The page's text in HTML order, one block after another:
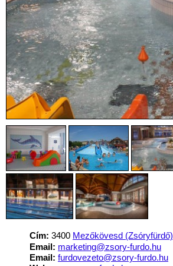
Cím: 3400 Mezőkövesd (Zsóryfürdő)
Email: marketing@zsory-furdo.hu
Email: furdovezeto@zsory-furdo.hu